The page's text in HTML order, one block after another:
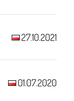
27.10.2021
01.07.2020